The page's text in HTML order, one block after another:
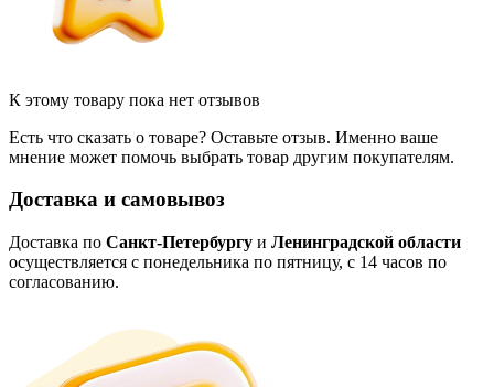
К этому товару пока нет отзывов
Есть что сказать о товаре? Оставьте отзыв. Именно ваше
мнение может помочь выбрать товар другим покупателям.
Доставка и самовывоз
Доставка по Санкт-Петербургу и Ленинградской области
осуществляется с понедельника по пятницу, с 14 часов по
согласованию.